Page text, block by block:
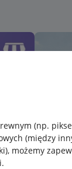
(np.
(między
, możemy